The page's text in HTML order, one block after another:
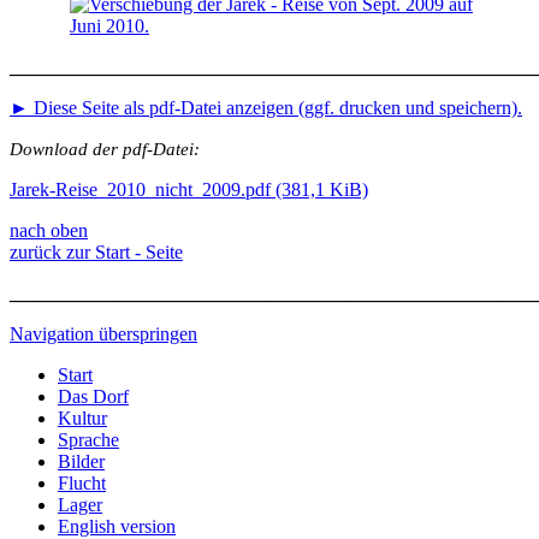
► Diese Seite als pdf-Datei anzeigen (ggf. drucken und speichern).
Download der pdf-Datei:
Jarek-Reise_2010_nicht_2009.pdf(381,1 KiB)
nach oben
zurück zur Start - Seite
Navigation überspringen
Start
Das Dorf
Kultur
Sprache
Bilder
Flucht
Lager
English version